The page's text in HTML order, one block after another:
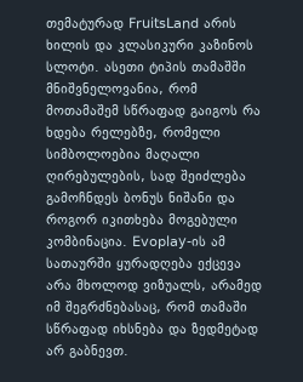
თემატურად FruitsLand არის
ხილის და კლასიკური კაზინოს
სლოტი. ასეთი ტიპის თამაშში
მნიშვნელოვანია, რომ
მოთამაშემ სწრაფად გაიგოს რა
ხდება რელებზე, რომელი
სიმბოლოებია მაღალი
ღირებულების, სად შეიძლება
გამოჩნდეს ბონუს ნიშანი და
როგორ იკითხება მოგებული
კომბინაცია. Evoplay-ის ამ
სათაურში ყურადღება ექცევა
არა მხოლოდ ვიზუალს, არამედ
იმ შეგრძნებასაც, რომ თამაში
სწრაფად იხსნება და ზედმეტად
არ გაბნევთ.